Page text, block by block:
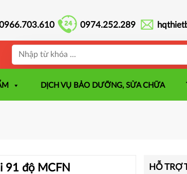
0974.252.289
DỊCH VỤ BẢO DƯỠNG, SỬA CHỮA
HỖ TRỢ
91 độ MCFN